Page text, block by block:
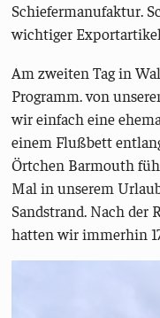
Schiefermanufaktur.
wichtiger
Am zweiten Tag in
Programm. von
wir einfach eine
einem Flußbett
Örtchen Barmouth
Mal in unserem
Sandstrand. Nach der
hatten wir immerhin